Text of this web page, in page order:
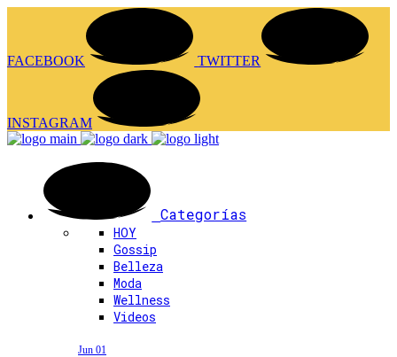
FACEBOOK TWITTER
INSTAGRAM
Categorías
HOY
Gossip
Belleza
Moda
Wellness
Videos
Jun 01